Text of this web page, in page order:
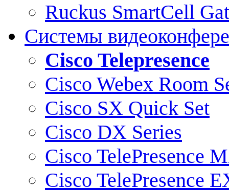
Ruckus SmartCell
Системы
Cisco Telepresence
Cisco Webex Room
Cisco SX Quick Set
Cisco DX Series
Cisco TelePresence
Cisco TelePresence